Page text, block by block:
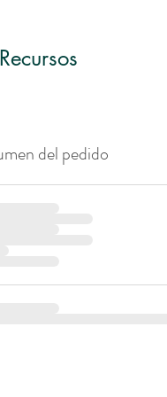
del pedido